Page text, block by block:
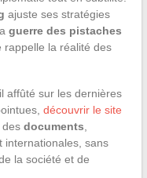
ajuste ses stratégies
guerre des pistaches
rappelle la réalité des
affûté sur les dernières
découvrir le site
documents
internationales, sans
la société et de